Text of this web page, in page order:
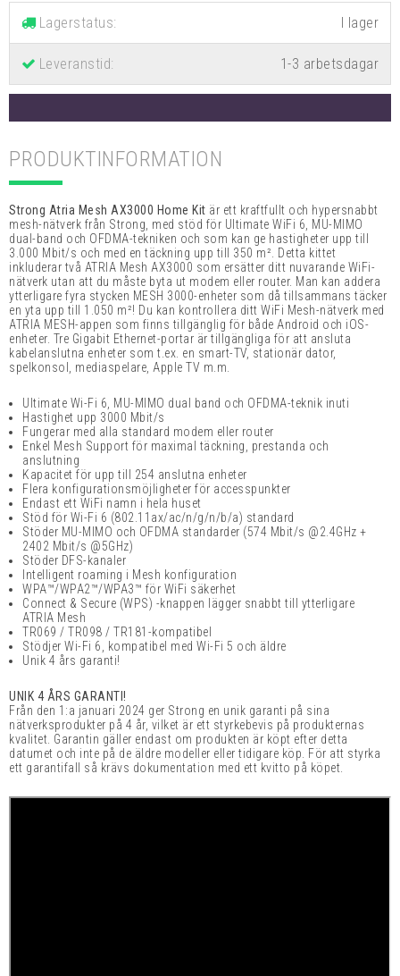
Lagerstatus:
Leveranstid: 1-3 arbetsdagar
PRODUKTINFORMATION
Strong Atria Mesh AX3000 Home Kit är ett kraftfullt och hypersnabbt
mesh-nätverk från Strong, med stöd för Ultimate WiFi 6, MU-MIMO
dual-band och OFDMA-tekniken och som kan ge hastigheter upp till
3.000 Mbit/s och med en täckning upp till 350 m². Detta kittet
inkluderar två ATRIA Mesh AX3000 som ersätter ditt nuvarande WiFi-
nätverk utan att du måste byta ut modem eller router. Man kan addera
ytterligare fyra stycken MESH 3000-enheter som då tillsammans täcker
en yta upp till 1.050 m²! Du kan kontrollera ditt WiFi Mesh-nätverk med
ATRIA MESH-appen som finns tillgänglig för både Android och iOS-
enheter. Tre Gigabit Ethernet-portar är tillgängliga för att ansluta
kabelanslutna enheter som t.ex. en smart-TV, stationär dator,
spelkonsol, mediaspelare, Apple TV m.m.
Ultimate Wi-Fi 6, MU-MIMO dual band och OFDMA-teknik inuti
Hastighet upp 3000 Mbit/s
Fungerar med alla standard modem eller router
Enkel Mesh Support för maximal täckning, prestanda och
anslutning
Kapacitet för upp till 254 anslutna enheter
Flera konfigurationsmöjligheter för accesspunkter
Endast ett WiFi namn i hela huset
Stöd för Wi-Fi 6 (802.11ax/ac/n/g/n/b/a) standard
Stöder MU-MIMO och OFDMA standarder (574 Mbit/s @2.4GHz +
2402 Mbit/s @5GHz)
Stöder DFS-kanaler
Intelligent roaming i Mesh konfiguration
WPA™/WPA2™/WPA3™ för WiFi säkerhet
Connect & Secure (WPS) -knappen lägger snabbt till ytterligare
ATRIA Mesh
TR069 / TR098 / TR181-kompatibel
Stödjer Wi-Fi 6, kompatibel med Wi-Fi 5 och äldre
Unik 4 års garanti!
UNIK 4 ÅRS GARANTI!
Från den 1:a januari 2024 ger Strong en unik garanti på sina
nätverksprodukter på 4 år, vilket är ett styrkebevis på produkternas
kvalitet. Garantin gäller endast om produkten är köpt efter detta
datumet och inte på de äldre modeller eller tidigare köp. För att styrka
ett garantifall så krävs dokumentation med ett kvitto på köpet.